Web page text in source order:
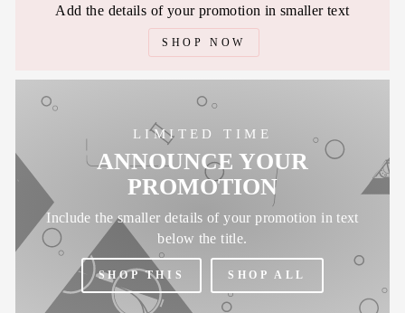
Add the details of your promotion in smaller text
SHOP NOW
LIMITED TIME
ANNOUNCE YOUR
PROMOTION
Include the smaller details of your promotion in text
below the title.
SHOP THIS SHOP ALL